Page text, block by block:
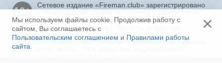
16+
Сетевое издание «Fireman.club» зарегистрировано
информационных технологий и массовых
коммуникаций (Роскомнадзор). Выписка из реестра
зарегистрированных СМИ ЭЛ № ФС 77-80618 от
23.03.2021. Полное, частичное использование материалов
в соц. сетях, печати, ТВ и радио без индексируемой
Мы используем файлы cookie. Продолжив работу с
сайтом, Вы соглашаетесь с
Пользовательским соглашением и Правилами работы
сайта
×